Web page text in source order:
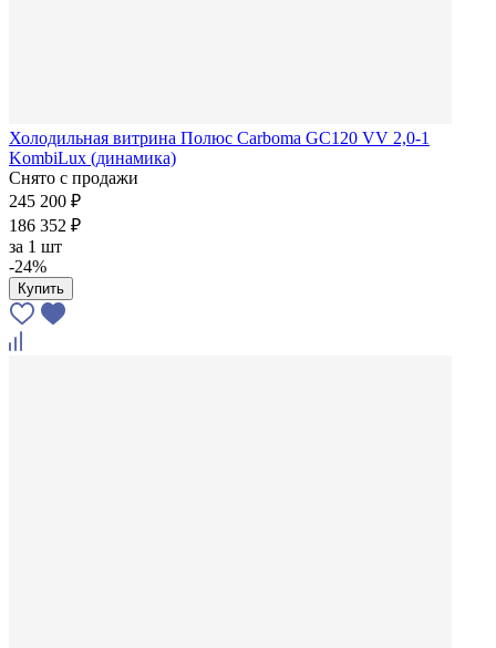
Холодильная витрина Полюс Carboma GC120 VV 2,0-1
KombiLux (динамика)
Снято с продажи
245 200 ₽
186 352 ₽
за 1 шт
-24%
Купить